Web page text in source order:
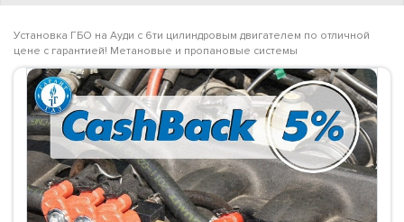
Установка ГБО на Ауди с 6ти цилиндровым двигателем по отличной
цене с гарантией! Метановые и пропановые системы